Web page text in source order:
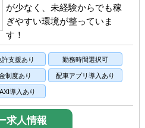
が少なく、未経験からでも稼
ぎやすい環境が整っていま
す！
許支援あり 勤務時間選択可
制度あり 配車アプリ導入あり
導入あり
求人情報